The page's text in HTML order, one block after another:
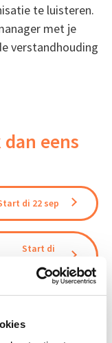
te luisteren.
met je
verstandhouding
eens
di 22 sep
Start di